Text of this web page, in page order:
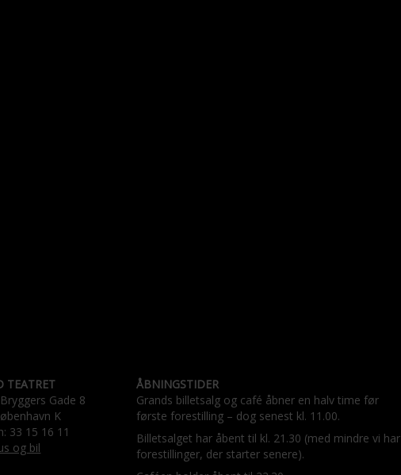
TEATRET
Gade 8
K
33 15 16 11
og bil
ÅBNINGSTIDER
Grands billetsalg og café åbner en halv time før
første forestilling – dog senest kl. 11.00.
Billetsalget har åbent til kl. 21.30 (med mindre vi har
forestillinger, der starter senere).